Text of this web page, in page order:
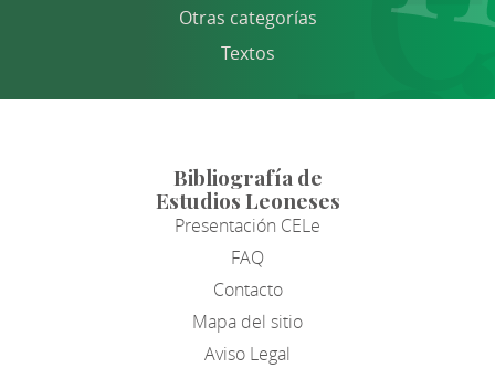
Otras categorías
Textos
Bibliografía de
Estudios Leoneses
Presentación CELe
FAQ
Contacto
Mapa del sitio
Aviso Legal